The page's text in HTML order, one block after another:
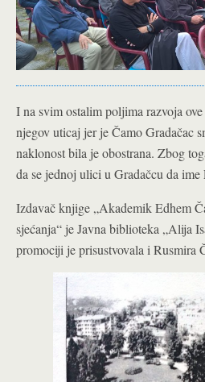
I na svim ostalim poljima razvoja
njegov uticaj jer je Čamo Gradačac
naklonost bila je obostrana. Zbog
da se jednoj ulici u Gradačcu da ime
Izdavač knjige „Akademik Edhem
sjećanja“ je Javna biblioteka „Alija
promociji je prisustvovala i Rusmira